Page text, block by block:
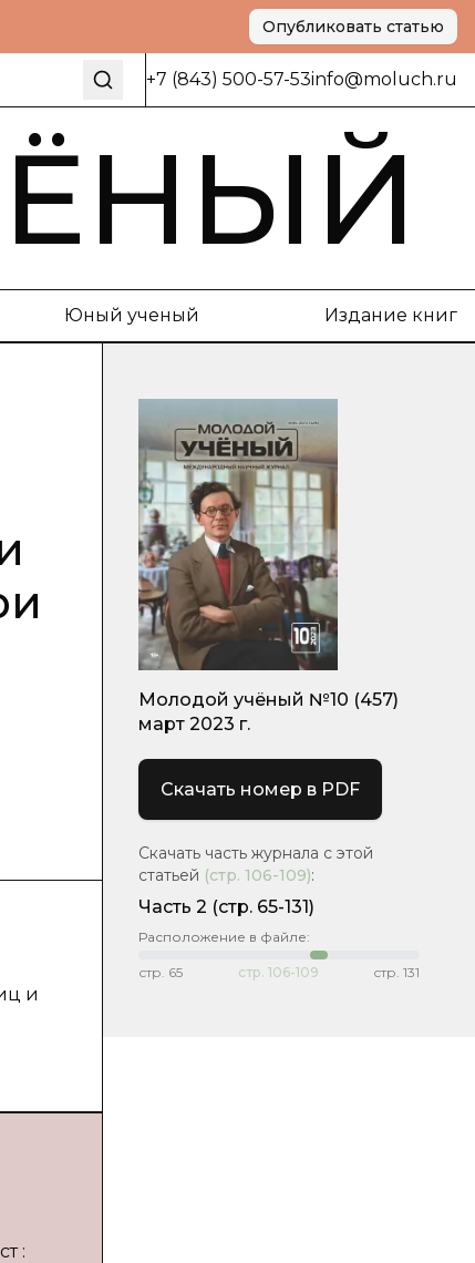
Опубликовать статью
+7 (843) 500-57-53info@moluch.ru
Юный ученый Издание книг
и
:
Молодой учёный №10 (457)
март 2023 г.
Скачать номер в PDF
Скачать часть журнала с этой
статьей (стр. 106-109):
Часть 2 (стр. 65-131)
Расположение в файле:
стр. 65 стр. 106-109 стр. 131